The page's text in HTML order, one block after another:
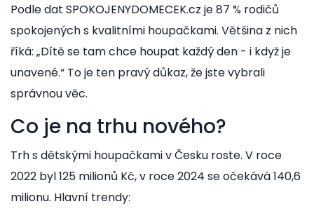
Podle dat SPOKOJENYDOMECEK.cz je 87 % rodičů
spokojených s kvalitními houpačkami. Většina z nich
říká: „Dítě se tam chce houpat každý den - i když je
unavené.“ To je ten pravý důkaz, že jste vybrali
správnou věc.
Co je na trhu nového?
Trh s dětskými houpačkami v Česku roste. V roce
2022 byl 125 milionů Kč, v roce 2024 se očekává 140,6
milionu. Hlavní trendy: